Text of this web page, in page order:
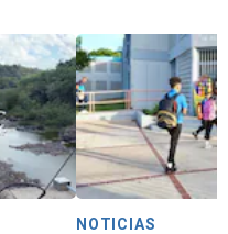
NOTICIAS